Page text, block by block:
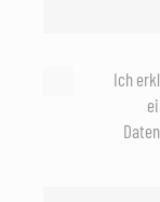
Ich